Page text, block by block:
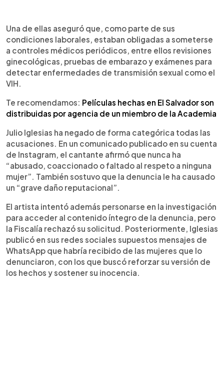
Una de ellas aseguró que, como parte de sus
condiciones laborales, estaban obligadas a someterse
a controles médicos periódicos, entre ellos revisiones
ginecológicas, pruebas de embarazo y exámenes para
detectar enfermedades de transmisión sexual como el
VIH.
Te recomendamos: Películas hechas en El Salvador son
distribuidas por agencia de un miembro de la Academia
Julio Iglesias ha negado de forma categórica todas las
acusaciones. En un comunicado publicado en su cuenta
de Instagram, el cantante afirmó que nunca ha
“abusado, coaccionado o faltado al respeto a ninguna
mujer”. También sostuvo que la denuncia le ha causado
un “grave daño reputacional”.
El artista intentó además personarse en la investigación
para acceder al contenido íntegro de la denuncia, pero
la Fiscalía rechazó su solicitud. Posteriormente, Iglesias
publicó en sus redes sociales supuestos mensajes de
WhatsApp que habría recibido de las mujeres que lo
denunciaron, con los que buscó reforzar su versión de
los hechos y sostener su inocencia.